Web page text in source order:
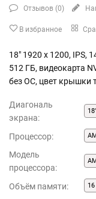
Отзывов (0)
В избранное
18" 1920 x 1200, IPS,
512 ГБ, видеокарта
без ОС, цвет крышки
Диагональ
экрана:
18"
Процессор:
Модель
процессора:
Объём памяти: